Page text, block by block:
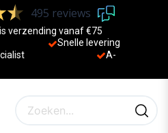
495 reviews
verzending vanaf €75
Sne lle levering
A-